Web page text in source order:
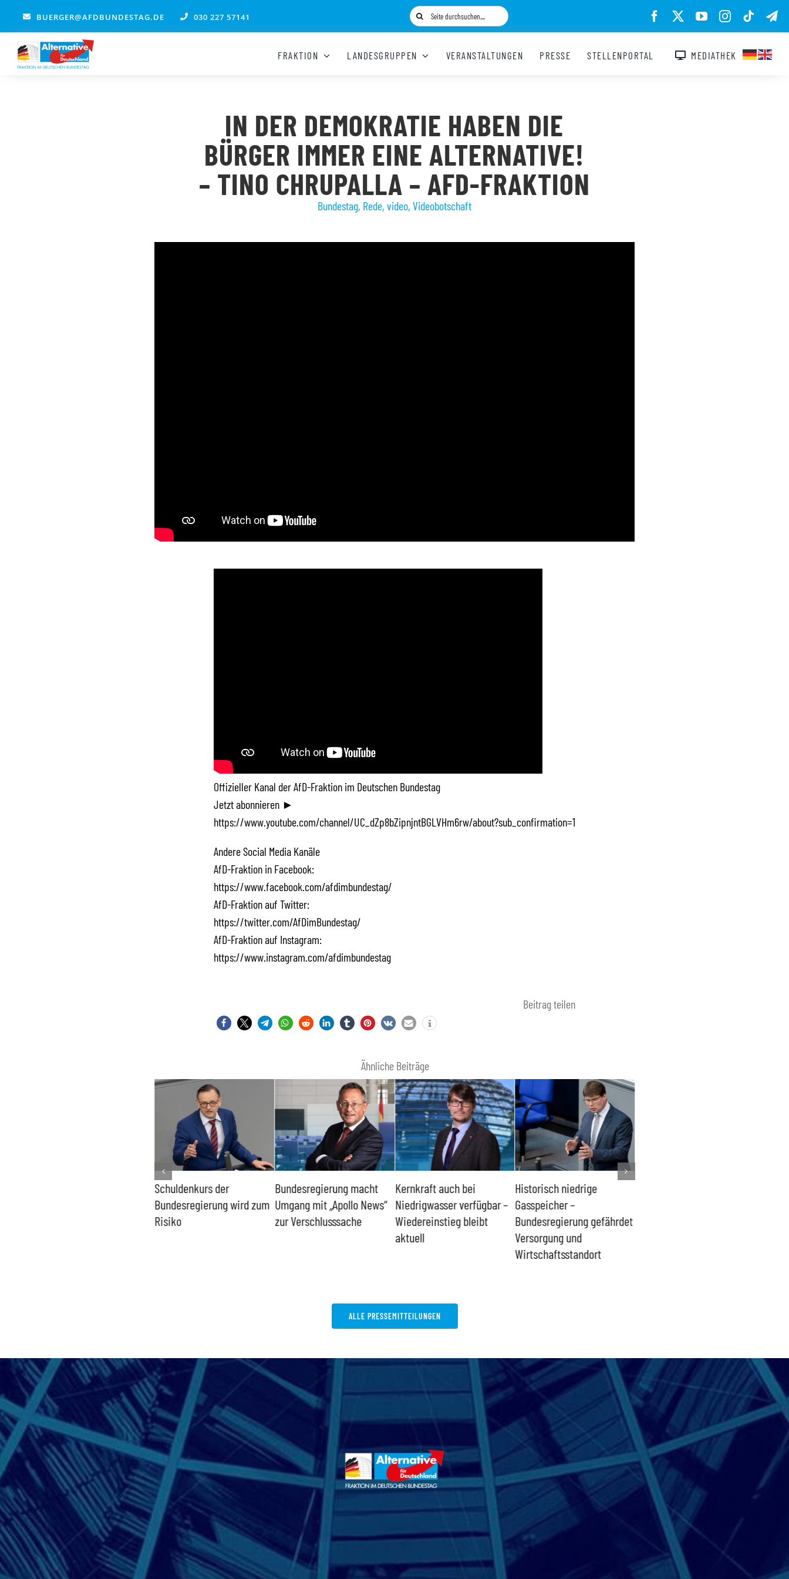
springen
BUERGER@AFDBUNDESTAG.DE 030 227 57141
Suche
nach:
FRAKTION LANDESGRUPPEN VERANSTALTUNGEN PRESSE STELLENPORTAL MEDIATHEK
IN DER DEMOKRATIE HABEN DIE
BÜRGER IMMER EINE ALTERNATIVE!
– TINO CHRUPALLA – AFD-FRAKTION
Bundestag, Rede, video, Videobotschaft
Offizieller Kanal der AfD-Fraktion im Deutschen Bundestag
Jetzt abonnieren ►
https://www.youtube.com/channel/UC_dZp8bZipnjntBGLVHm6rw/about?sub_confirmation=1
Andere Social Media Kanäle
AfD-Fraktion in Facebook:
https://www.facebook.com/afdimbundestag/
AfD-Fraktion auf Twitter:
https://twitter.com/AfDimBundestag/
AfD-Fraktion auf Instagram:
https://www.instagram.com/afdimbundestag
Beitrag teilen
Ähnliche Beiträge
Schuldenkurs der
Bundesregierung wird zum
Risiko
Bundesregierung macht
Umgang mit „Apollo News“
zur Verschlusssache
Kernkraft auch bei
Niedrigwasser verfügbar –
Wiedereinstieg bleibt
aktuell
Historisch niedrige
Gasspeicher –
Bundesregierung gefährdet
Versorgung und
Wirtschaftsstandort
ALLE PRESSEMITTEILUNGEN